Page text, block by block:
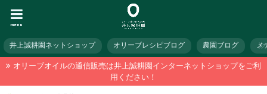
menu
井上誠耕園ネットショップ オリーブレシピブログ 農園ブログ メ
オリーブオイルの通信販売は井上誠耕園インターネットショップをご利
用ください！